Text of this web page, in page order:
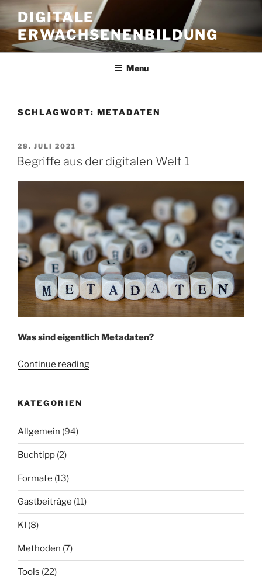
Skip
content
DIGITALE
ERWACHSENENBILDUNG
Menu
SCHLAGWORT: METADATEN
POSTED
ON
28. JULI 2021
Begriffe aus der digitalen Welt 1
Was sind eigentlich Metadaten?
Continue reading„Begriffe
Welt
KATEGORIEN
Allgemein (94)
Buchtipp (2)
Formate (13)
Gastbeiträge (11)
KI (8)
Methoden (7)
Tools (22)